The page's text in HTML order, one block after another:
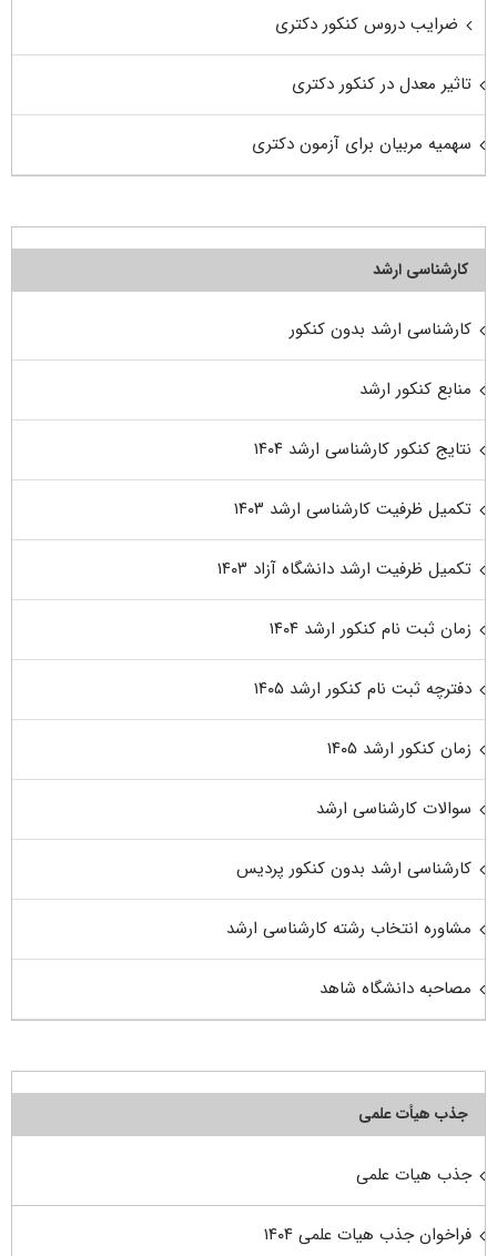
ضرایب دروس کنکور دکتری
تاثیر معدل در کنکور دکتری
سهمیه مربیان برای آزمون دکتری
کارشناسی ارشد
کارشناسی ارشد بدون کنکور
منابع کنکور ارشد
نتایج کنکور کارشناسی ارشد ۱۴۰۴
تکمیل ظرفیت کارشناسی ارشد ۱۴۰۳
تکمیل ظرفیت ارشد دانشگاه آزاد ۱۴۰۳
زمان ثبت نام کنکور ارشد ۱۴۰۴
دفترچه ثبت نام کنکور ارشد ۱۴۰۵
زمان کنکور ارشد ۱۴۰۵
سوالات کارشناسی ارشد
کارشناسی ارشد بدون کنکور پردیس
مشاوره انتخاب رشته کارشناسی ارشد
مصاحبه دانشگاه شاهد
جذب هیأت علمی
جذب هیات علمی
فراخوان جذب هیات علمی ۱۴۰۴